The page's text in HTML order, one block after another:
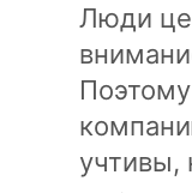
Люди
учтивы,